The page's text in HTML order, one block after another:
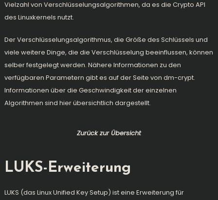
Vielzahl von Verschlüsselungsalgorithmen, da es die Crypto API
des Linuxkernels nutzt.
Der Verschlüsselungsalgorithmus, die Größe des Schlüssels und
viele weitere Dinge, die die Verschlüsselung beeinflussen, können
selber festgelegt werden. Nähere Informationen zu den
verfügbaren Parametern gibt es auf derSeite von dm-crypt.
Informationen über die Geschwindigkeit der einzelnen
Algorithmen sind hierübersichtlich dargestellt.
Zurück zur Übersicht
LUKS-Erweiterung
LUKS (das Linux Unified Key Setup) ist eine Erweiterung für